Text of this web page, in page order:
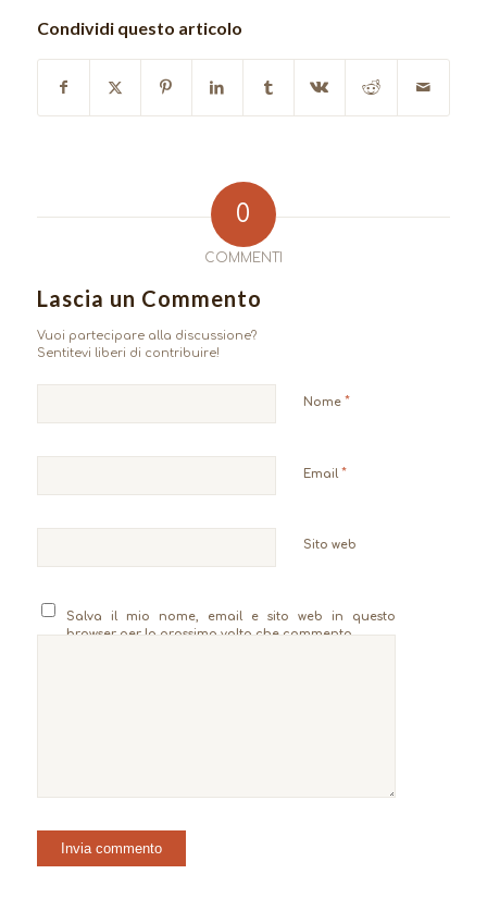
Condividi questo articolo
0
COMMENTI
Lascia un Commento
Vuoi partecipare alla discussione?
Sentitevi liberi di contribuire!
Nome *
Email *
Sito web
Salva il mio nome, email e sito web in questo
browser per la prossima volta che commento.